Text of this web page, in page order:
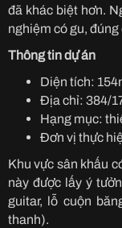
đã khác biệt hơn.
nghiệm có gu, đúng
Thông tin dự án
Diện tích:
Địa chỉ: 384/
Hạng mục:
Đơn vị thực
Khu vực sân khấu
này được lấy ý
guitar, lỗ cuộn
thanh).